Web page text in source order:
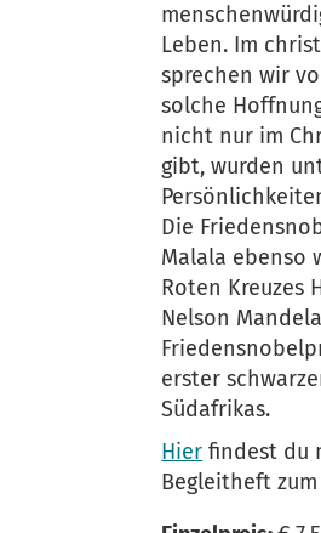
Leben. Im
sprechen wir
solche
nicht nur im
gibt, wurden
Die
Malala ebenso
Roten Kreuzes
Nelson
erster
Südafrikas.
Hier findest du
Begleitheft